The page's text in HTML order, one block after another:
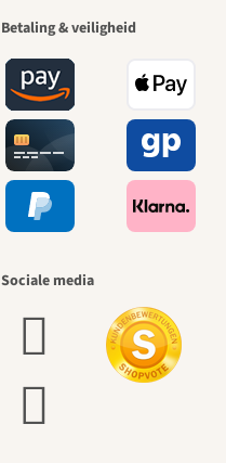
Betaling & veiligheid
Sociale media